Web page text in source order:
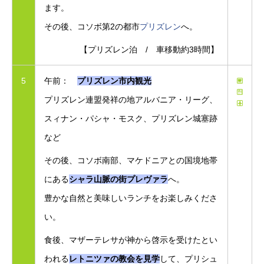
ます。
その後、コソボ第2の都市プリズレンへ。
【プリズレン泊 / 車移動約3時間】
5 午前： プリズレン市内観光
プリズレン連盟発祥の地アルバニア・リーグ、
スィナン・パシャ・モスク、プリズレン城塞跡
など
その後、コソボ南部、マケドニアとの国境地帯
にあるシャラ山脈の街プレヴァラへ。
豊かな自然と美味しいランチをお楽しみくださ
い。
食後、マザーテレサが神から啓示を受けたとい
われるレトニツァの教会を見学して、プリシュ